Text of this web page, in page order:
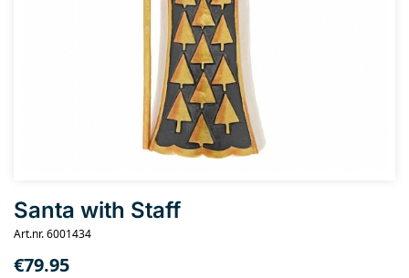
Santa with Staff
Art.nr. 6001434
€79.95